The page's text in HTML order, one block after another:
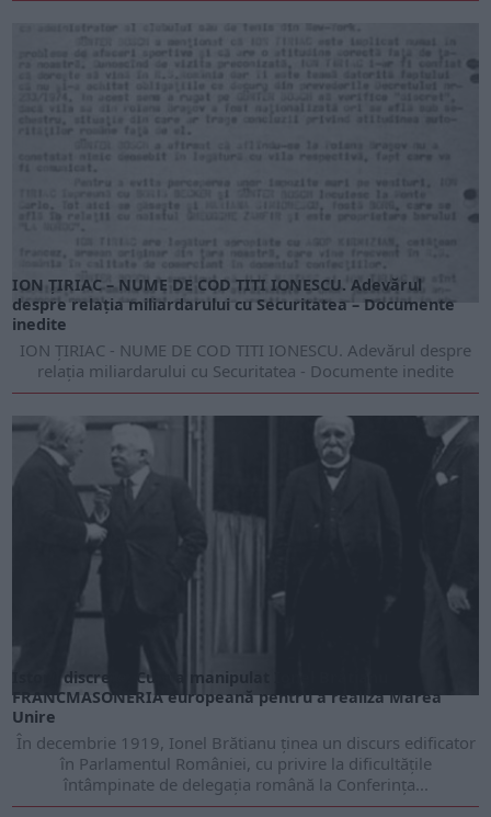
ION ȚIRIAC – NUME DE COD TITI IONESCU. Adevărul
despre relația miliardarului cu Securitatea – Documente
inedite
ION ȚIRIAC - NUME DE COD TITI IONESCU. Adevărul despre
relația miliardarului cu Securitatea - Documente inedite
Istorii discrete. Cum a manipulat Ionel Brătianu
FRANCMASONERIA europeană pentru a realiza Marea
Unire
În decembrie 1919, Ionel Brătianu ţinea un discurs edificator
în Parlamentul României, cu privire la dificultăţile
întâmpinate de delegaţia română la Conferinţa...